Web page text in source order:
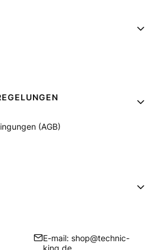
(AGB)
E-mail: shop@technic-
king.de